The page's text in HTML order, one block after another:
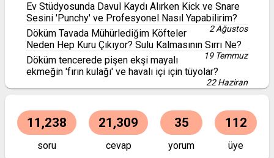
Ev Stüdyosunda Davul Kaydı Alırken Kick ve Snare
Sesini 'Punchy' ve Profesyonel Nasıl Yapabilirim?
2 Ağustos
Döküm Tavada Mühürlediğim Köfteler
Neden Hep Kuru Çıkıyor? Sulu Kalmasının Sırrı Ne?
19 Temmuz
Döküm tencerede pişen ekşi mayalı
ekmeğin 'fırın kulağı' ve havalı içi için tüyolar?
22 Haziran
11,238
soru
21,309
cevap
35
yorum
112
üye